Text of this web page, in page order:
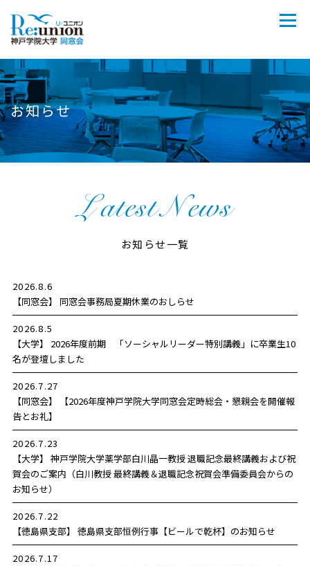
お知らせ
お知らせ一覧
2026.8.6
【同窓会】 同窓会事務局夏期休業のおしらせ
2026.8.5
【大学】 2026年度前期 「ソーシャルリーダー特別講義」に卒業生10
名が登壇しました
2026.7.27
【同窓会】 【2026年度神戸学院大学同窓会定時総会・懇親会を開催報
告とお礼】
2026.7.23
【大学】 神戸学院大学薬学部白川晶一教授 退職記念最終講義および祝
賀会のご案内（白川教授 最終講義＆退職記念祝賀会準備委員会からの
お知らせ）
2026.7.22
【徳島県支部】 徳島県支部恒例行事【ビールで乾杯】のお知らせ
2026.7.17